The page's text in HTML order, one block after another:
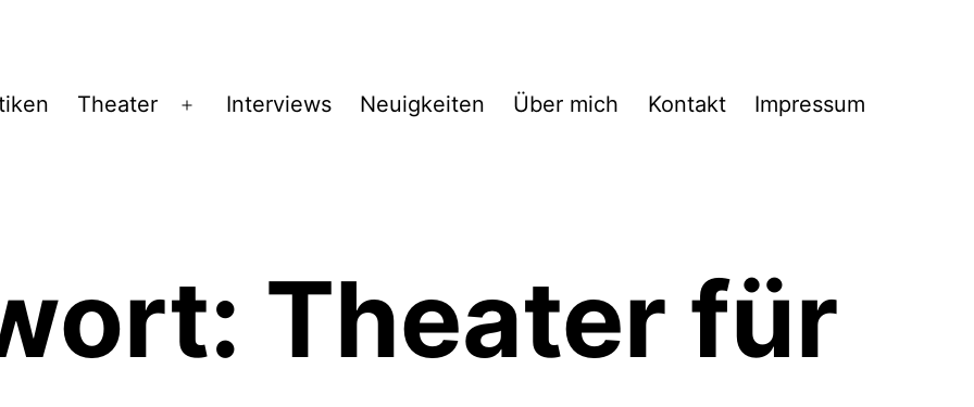
Theater
Menü
Interviews Neuigkeiten Über mich Kontakt Impressum
Theater für